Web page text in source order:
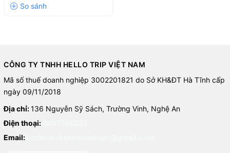
CÔNG TY TNHH HELLO TRIP VIỆT NAM
Mã số thuế doanh nghiệp 3002201821 do Sở KH&ĐT Hà Tĩnh cấp
ngày 09/11/2018
Địa chỉ:136 Nguyễn Sỹ Sách, Trường Vinh, Nghệ An
Điện thoại:
Email: